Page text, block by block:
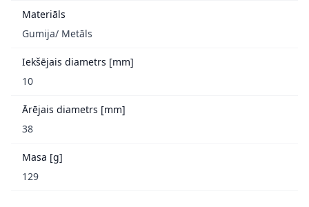
Materiāls
Gumija/ Metāls
Iekšējais diametrs [mm]
10
Ārējais diametrs [mm]
38
Masa [g]
129